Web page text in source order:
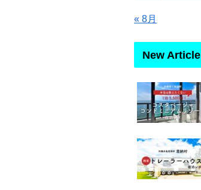
« 8月
New Article